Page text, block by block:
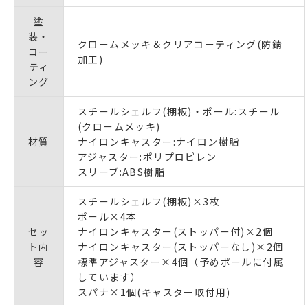
塗
装・
コー
ティ
ング
クロームメッキ＆クリアコーティング(防錆
加工)
材質
スチールシェルフ(棚板)・ポール:スチール
(クロームメッキ)
ナイロンキャスター:ナイロン樹脂
アジャスター:ポリプロピレン
スリーブ:ABS樹脂
セッ
ト内
容
スチールシェルフ(棚板)×3枚
ポール×4本
ナイロンキャスター(ストッパー付)×2個
ナイロンキャスター(ストッパーなし)×2個
標準アジャスター×4個（予めポールに付属
しています）
スパナ×1個(キャスター取付用)